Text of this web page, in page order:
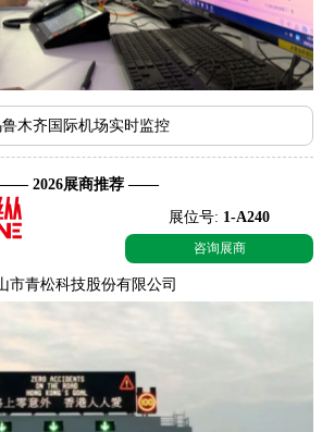
木齐国际机场实时监控
2026展商推荐 ——
展位号: 1-A240
咨询展商
市青松科技股份有限公司